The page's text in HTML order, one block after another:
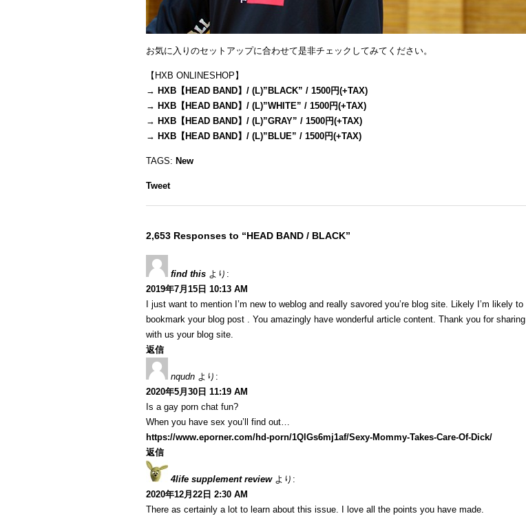
お気に入りのセットアップに合わせて是非チェックしてみてください。
【HXB ONLINESHOP】
→ HXB【HEAD BAND】/ (L)”BLACK” / 1500円(+TAX)
→ HXB【HEAD BAND】/ (L)”WHITE” / 1500円(+TAX)
→ HXB【HEAD BAND】/ (L)”GRAY” / 1500円(+TAX)
→ HXB【HEAD BAND】/ (L)”BLUE” / 1500円(+TAX)
TAGS: New
Tweet
2,653 Responses to “HEAD BAND / BLACK”
find this より:
2019年7月15日 10:13 AM
I just want to mention I’m new to weblog and really savored you’re blog site. Likely I’m likely to
bookmark your blog post . You amazingly have wonderful article content. Thank you for sharing
with us your blog site.
返信
nqudn より:
2020年5月30日 11:19 AM
Is a gay porn chat fun?
When you have sex you’ll find out…
https://www.eporner.com/hd-porn/1QlGs6mj1af/Sexy-Mommy-Takes-Care-Of-Dick/
返信
4life supplement review より:
2020年12月22日 2:30 AM
There as certainly a lot to learn about this issue. I love all the points you have made.